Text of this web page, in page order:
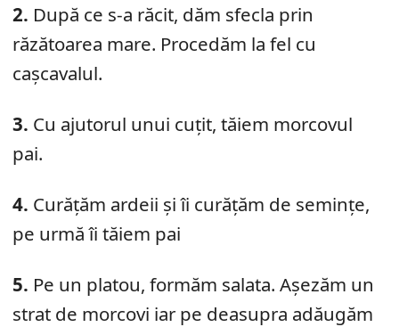
2. După ce s-a răcit, dăm sfecla prin
răzătoarea mare. Procedăm la fel cu
cașcavalul.
3. Cu ajutorul unui cuțit, tăiem morcovul
pai.
4. Curățăm ardeii și îi curățăm de semințe,
pe urmă îi tăiem pai
5. Pe un platou, formăm salata. Așezăm un
strat de morcovi iar pe deasupra adăugăm